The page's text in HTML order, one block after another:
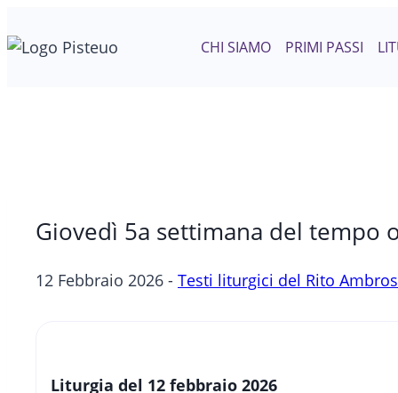
al
CHI SIAMO PRIMI PASSI
Giovedì 5a settimana del tempo
12 Febbraio 2026 - Testi liturgici del Rito
Liturgia del 12 febbraio 2026